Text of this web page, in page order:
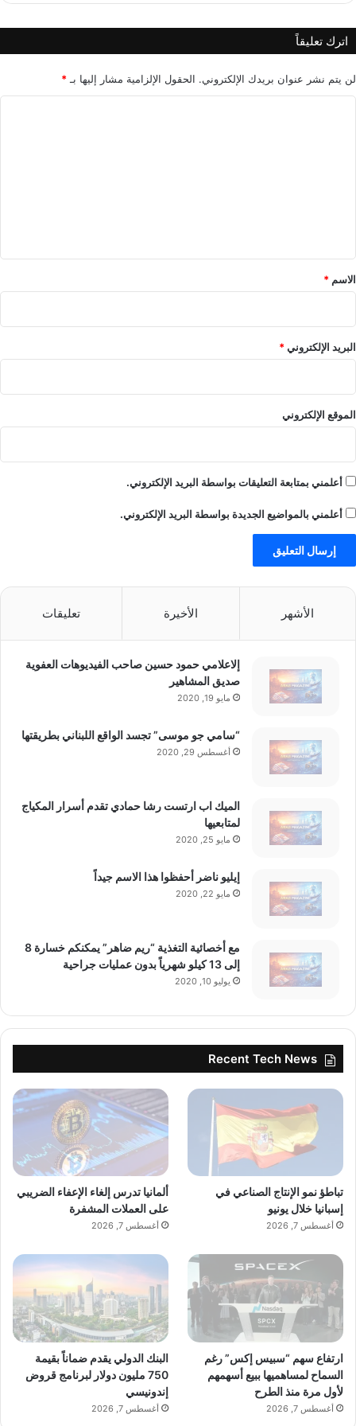
ر
ا
ش
خ
اترك تعليقاً
لن يتم نشر عنوان بريدك الإلكتروني. الحقول الإلزامية مشار إليها بـ *
*
الاسم *
البريد الإلكتروني*
الموقع الإلكتروني
أعلمني بمتابعة التعليقات بواسطة البريد الإلكتروني.
أعلمني بالمواضيع الجديدة بواسطة البريد الإلكتروني.
الأشهر الأخيرة تعليقات
إلاعلامي حمود حسين صاحب الفيديوهات العفوية
صديق المشاهير
مايو 19, 2020
“سامي جو موسى” تجسد الواقع اللبناني بطريقتها
أغسطس 29, 2020
الميك اب ارتست رشا حمادي تقدم أسرار المكياج
لمتابعيها
مايو 25, 2020
إيليو ناضر أحفظوا هذا الاسم جيداً
مايو 22, 2020
مع أخصائية التغذية “ريم ضاهر” يمكنكم خسارة 8
إلى 13 كيلو شهرياً بدون عمليات جراحية
يوليو 10, 2020
Recent Tech News
تباطؤ نمو الإنتاج الصناعي في
إسبانيا خلال يونيو
أغسطس 7, 2026
ألمانيا تدرس إلغاء الإعفاء الضريبي
على العملات المشفرة
أغسطس 7, 2026
ارتفاع سهم “سبيس إكس” رغم
السماح لمساهميها ببيع أسهمهم
لأول مرة منذ الطرح
أغسطس 7, 2026
البنك الدولي يقدم ضماناً بقيمة
750 مليون دولار لبرنامج قروض
إندونيسي
أغسطس 7, 2026